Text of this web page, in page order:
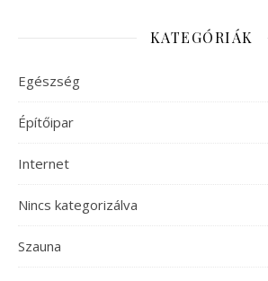
KATEGÓRIÁK
Egészség
Építőipar
Internet
Nincs kategorizálva
Szauna